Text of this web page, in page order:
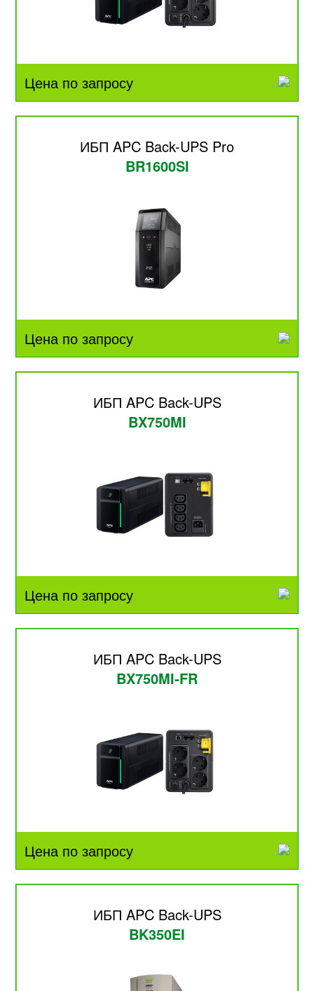
Цена по запросу
ИБП APC Back-UPS Pro
BR1600SI
Цена по запросу
ИБП APC Back-UPS
BX750MI
Цена по запросу
ИБП APC Back-UPS
BX750MI-FR
Цена по запросу
ИБП APC Back-UPS
BK350EI